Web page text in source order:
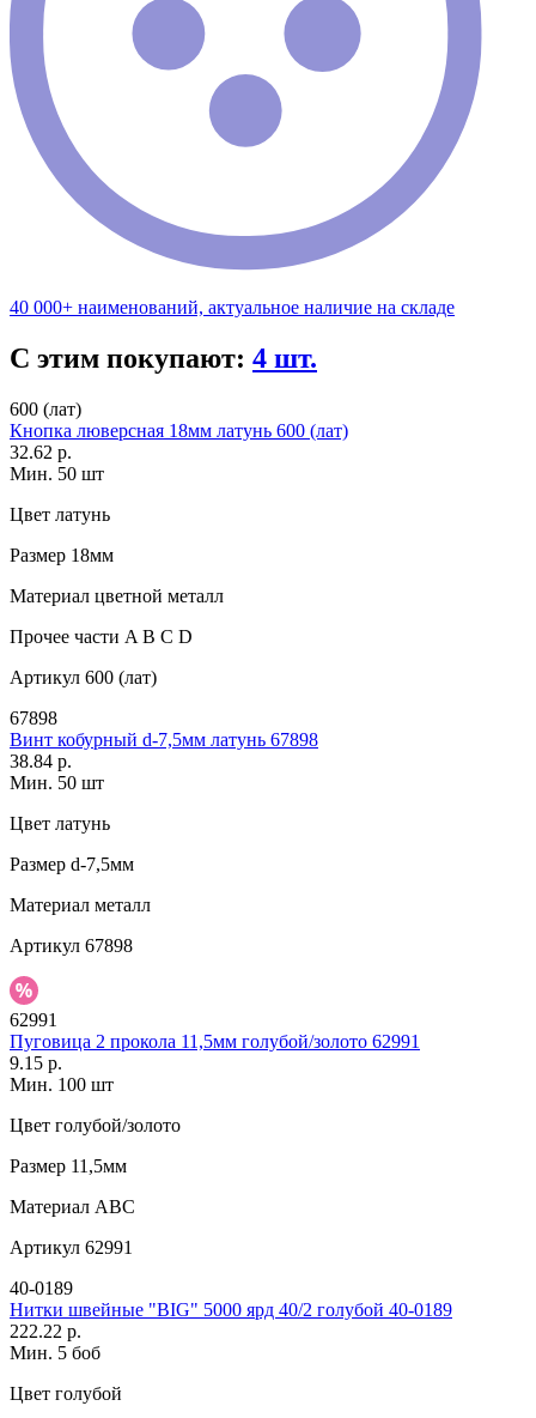
40 000+ наименований, актуальное наличие на складе
С этим покупают: 4 шт.
600 (лат)
Кнопка люверсная 18мм латунь 600 (лат)
32.62 р.
Мин. 50 шт
Цвет латунь
Размер 18мм
Материал цветной металл
Прочее части A B C D
Артикул 600 (лат)
67898
Винт кобурный d-7,5мм латунь 67898
38.84 р.
Мин. 50 шт
Цвет латунь
Размер d-7,5мм
Материал металл
Артикул 67898
62991
Пуговица 2 прокола 11,5мм голубой/золото 62991
9.15 р.
Мин. 100 шт
Цвет голубой/золото
Размер 11,5мм
Материал АВС
Артикул 62991
40-0189
Нитки швейные "BIG" 5000 ярд 40/2 голубой 40-0189
222.22 р.
Мин. 5 боб
Цвет голубой